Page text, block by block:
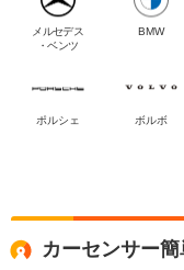
メルセデス
・ベンツ
BMW
ポルシェ ボルボ
カーセンサー